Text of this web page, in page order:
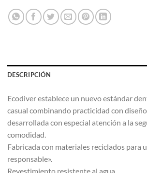
DESCRIPCIÓN
Ecodiver establece un nuevo estándar
casual combinando practicidad con
desarrollada con especial atención a la
comodidad.
Fabricada con materiales reciclados para
responsable».
Revestimiento resistente al agua.